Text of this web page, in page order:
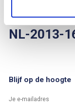
NL-2013-
Blijf op de hoogte